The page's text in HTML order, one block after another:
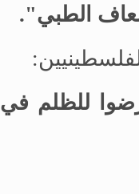
الطبي".
للظلم في